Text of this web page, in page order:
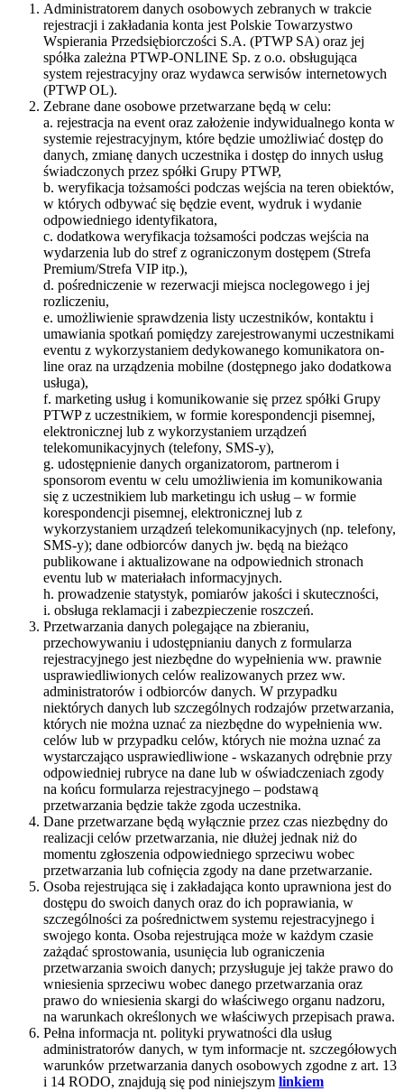
Administratorem danych osobowych zebranych w trakcie
rejestracji i zakładania konta jest Polskie Towarzystwo
Wspierania Przedsiębiorczości S.A. (PTWP SA) oraz jej
spółka zależna PTWP-ONLINE Sp. z o.o. obsługująca
system rejestracyjny oraz wydawca serwisów internetowych
(PTWP OL).
Zebrane dane osobowe przetwarzane będą w celu:
a. rejestracja na event oraz założenie indywidualnego konta w
systemie rejestracyjnym, które będzie umożliwiać dostęp do
danych, zmianę danych uczestnika i dostęp do innych usług
świadczonych przez spółki Grupy PTWP,
b. weryfikacja tożsamości podczas wejścia na teren obiektów,
w których odbywać się będzie event, wydruk i wydanie
odpowiedniego identyfikatora,
c. dodatkowa weryfikacja tożsamości podczas wejścia na
wydarzenia lub do stref z ograniczonym dostępem (Strefa
Premium/Strefa VIP itp.),
d. pośredniczenie w rezerwacji miejsca noclegowego i jej
rozliczeniu,
e. umożliwienie sprawdzenia listy uczestników, kontaktu i
umawiania spotkań pomiędzy zarejestrowanymi uczestnikami
eventu z wykorzystaniem dedykowanego komunikatora on-
line oraz na urządzenia mobilne (dostępnego jako dodatkowa
usługa),
f. marketing usług i komunikowanie się przez spółki Grupy
PTWP z uczestnikiem, w formie korespondencji pisemnej,
elektronicznej lub z wykorzystaniem urządzeń
telekomunikacyjnych (telefony, SMS-y),
g. udostępnienie danych organizatorom, partnerom i
sponsorom eventu w celu umożliwienia im komunikowania
się z uczestnikiem lub marketingu ich usług – w formie
korespondencji pisemnej, elektronicznej lub z
wykorzystaniem urządzeń telekomunikacyjnych (np. telefony,
SMS-y); dane odbiorców danych jw. będą na bieżąco
publikowane i aktualizowane na odpowiednich stronach
eventu lub w materiałach informacyjnych.
h. prowadzenie statystyk, pomiarów jakości i skuteczności,
i. obsługa reklamacji i zabezpieczenie roszczeń.
Przetwarzania danych polegające na zbieraniu,
przechowywaniu i udostępnianiu danych z formularza
rejestracyjnego jest niezbędne do wypełnienia ww. prawnie
usprawiedliwionych celów realizowanych przez ww.
administratorów i odbiorców danych. W przypadku
niektórych danych lub szczególnych rodzajów przetwarzania,
których nie można uznać za niezbędne do wypełnienia ww.
celów lub w przypadku celów, których nie można uznać za
wystarczająco usprawiedliwione - wskazanych odrębnie przy
odpowiedniej rubryce na dane lub w oświadczeniach zgody
na końcu formularza rejestracyjnego – podstawą
przetwarzania będzie także zgoda uczestnika.
Dane przetwarzane będą wyłącznie przez czas niezbędny do
realizacji celów przetwarzania, nie dłużej jednak niż do
momentu zgłoszenia odpowiedniego sprzeciwu wobec
przetwarzania lub cofnięcia zgody na dane przetwarzanie.
Osoba rejestrująca się i zakładająca konto uprawniona jest do
dostępu do swoich danych oraz do ich poprawiania, w
szczególności za pośrednictwem systemu rejestracyjnego i
swojego konta. Osoba rejestrująca może w każdym czasie
zażądać sprostowania, usunięcia lub ograniczenia
przetwarzania swoich danych; przysługuje jej także prawo do
wniesienia sprzeciwu wobec danego przetwarzania oraz
prawo do wniesienia skargi do właściwego organu nadzoru,
na warunkach określonych we właściwych przepisach prawa.
Pełna informacja nt. polityki prywatności dla usług
administratorów danych, w tym informacje nt. szczegółowych
warunków przetwarzania danych osobowych zgodne z art. 13
i 14 RODO, znajdują się pod niniejszym linkiem